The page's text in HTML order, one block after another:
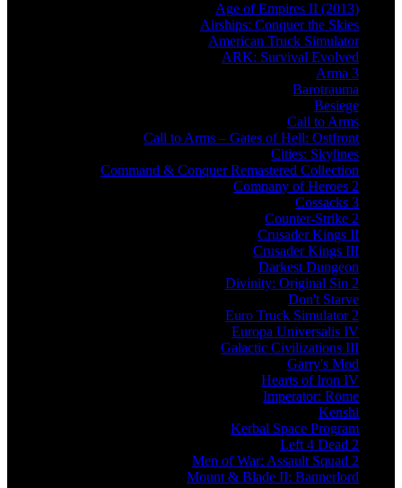
Age of Empires II (2013)
Airships: Conquer the Skies
American Truck Simulator
ARK: Survival Evolved
Arma 3
Barotrauma
Besiege
Call to Arms
Call to Arms – Gates of Hell: Ostfront
Cities: Skylines
Command & Conquer Remastered Collection
Company of Heroes 2
Cossacks 3
Counter-Strike 2
Crusader Kings II
Crusader Kings III
Darkest Dungeon
Divinity: Original Sin 2
Don't Starve
Euro Truck Simulator 2
Europa Universalis IV
Galactic Civilizations III
Garry's Mod
Hearts of Iron IV
Imperator: Rome
Kenshi
Kerbal Space Program
Left 4 Dead 2
Men of War: Assault Squad 2
Mount & Blade II: Bannerlord